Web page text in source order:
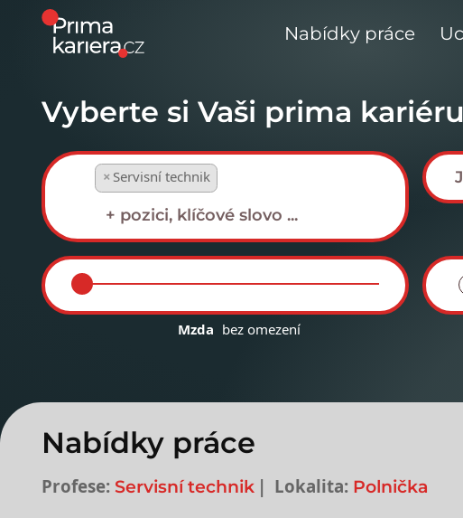
Nabídky práce
Vyberte si Vaši prima
× Servisní technik
Mzda bez omezení
Nabídky práce
Profese: Servisní technik Lokalita: Polnička